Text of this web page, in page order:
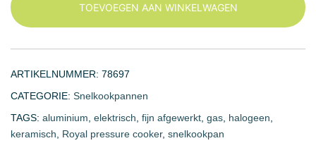
aantal
TOEVOEGEN AAN WINKELWAGEN
ARTIKELNUMMER: 78697
CATEGORIE: Snelkookpannen
TAGS: aluminium elektrisch fijn afgewerkt gas halogeen
keramisch
Royal pressure cooker, snelkookpan